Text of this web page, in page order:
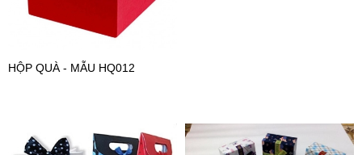
HỘP QUÀ - MẪU HQ012